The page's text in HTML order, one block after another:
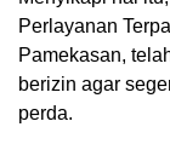
Perlayanan
Pamekasan,
berizin agar
perda.